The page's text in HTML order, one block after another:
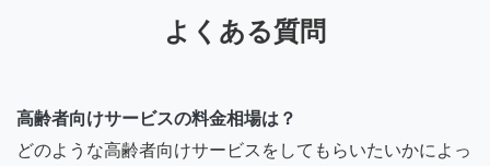
よくある質問
高齢者向けサービスの料金相場は？
どのような高齢者向けサービスをしてもらいたいかによっ